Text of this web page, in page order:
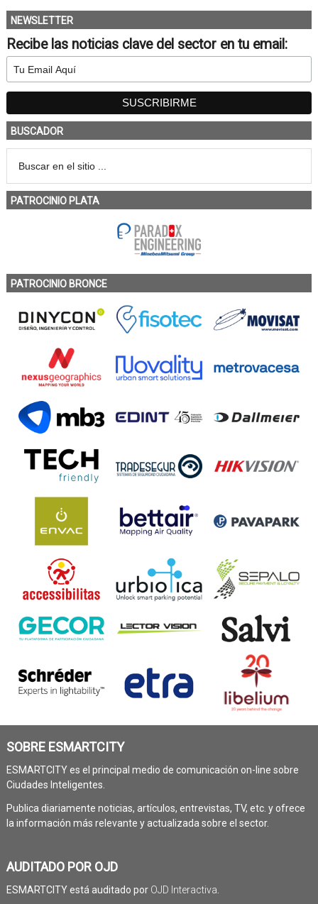
NEWSLETTER
Recibe las noticias clave del sector en tu email:
BUSCADOR
PATROCINIO PLATA
PATROCINIO BRONCE
SOBRE ESMARTCITY
ESMARTCITY es el principal medio de comunicación on-line sobre
Ciudades Inteligentes.
Publica diariamente noticias, artículos, entrevistas, TV, etc. y ofrece
la información más relevante y actualizada sobre el sector.
AUDITADO POR OJD
ESMARTCITY está auditado por OJD Interactiva